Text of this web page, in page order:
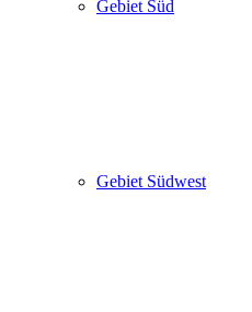
Gebiet Süd
Gebiet Südwest